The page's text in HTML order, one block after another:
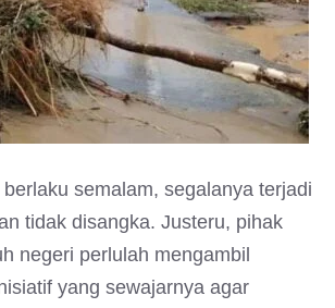
semalam, segalanya terjadi
tidak disangka. Justeru, pihak
negeri perlulah mengambil
yang sewajarnya agar